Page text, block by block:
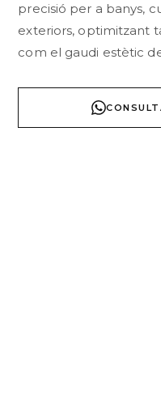
precisió per a banys,
exteriors, optimitzant
com el gaudi estètic